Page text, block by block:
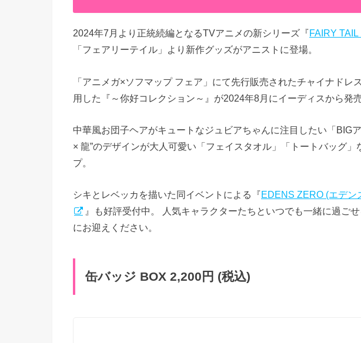
2024年7月より正統続編となるTVアニメの新シリーズ『FAIRY TAIL
「フェアリーテイル」より新作グッズがアニストに登場。
「アニメガ×ソフマップ フェア」にて先行販売されたチャイナドレ
用した『～你好コレクション～』が2024年8月にイーディスから発売
中華風お団子ヘアがキュートなジュビアちゃんに注目したい「BIG
× 龍”のデザインが大人可愛い「フェイスタオル」「トートバッグ
プ。
シキとレベッカを描いた同イベントによる『EDENS ZERO (エデン
』も好評受付中。 人気キャラクターたちといつでも一緒に過ご
にお迎えください。
缶バッジ BOX 2,200円 (税込)